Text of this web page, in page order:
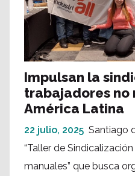
Impulsan la
trabajadores no
América Latina
22 julio, 2025 Santiago
“Taller de
manuales” que busca